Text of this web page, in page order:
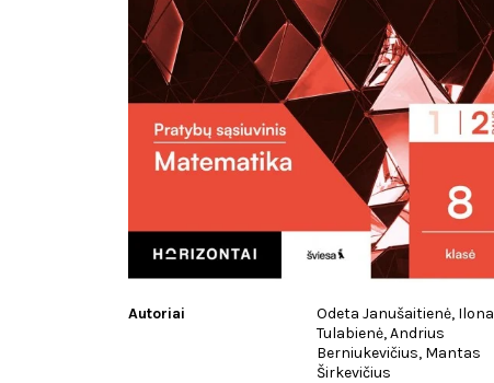
Autoriai
Odeta Janušaitienė, Ilona
Tulabienė, Andrius
Berniukevičius, Mantas
Širkevičius